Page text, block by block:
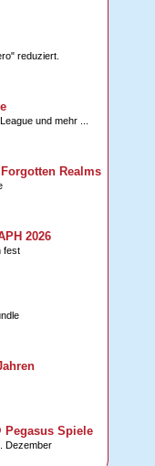
reduziert.
und mehr ...
Realms
2026
fest
Pegasus Spiele
Dezember